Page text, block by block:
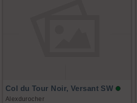
Col du Tour Noir, Versant SW
Alexdurocher